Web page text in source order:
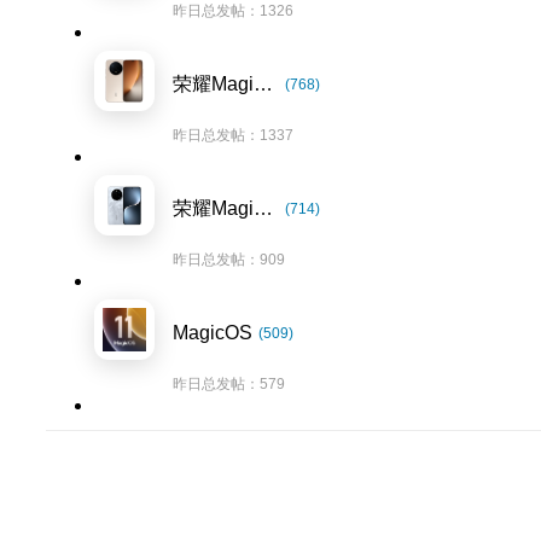
昨日总发帖：1326
荣耀Magic8系列 (768)
昨日总发帖：1337
荣耀Magic7系列 (714)
昨日总发帖：909
MagicOS (509)
昨日总发帖：579